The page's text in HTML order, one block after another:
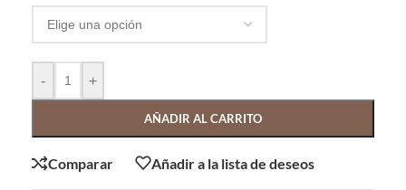
- +
AÑADIR AL CARRITO
Comparar Añadir a la lista de deseos